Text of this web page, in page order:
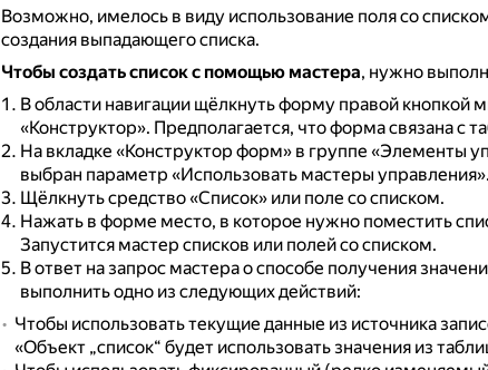
Возможно, имелось в виду использование поля со
создания выпадающего списка.
Чтобы создать список с помощью мастера, нужно
В области навигации щёлкнуть форму правой кнопкой
«Конструктор». Предполагается, что форма связана с
На вкладке «Конструктор форм» в группе «Элементы
выбран параметр «Использовать мастеры управления».
Щёлкнуть средство «Список» или поле со списком.
Нажать в форме место, в которое нужно поместить
Запустится мастер списков или полей со списком.
В ответ на запрос мастера о способе получения
выполнить одно из следующих действий:
Чтобы использовать текущие данные из источника
«Объект „список“ будет использовать значения из